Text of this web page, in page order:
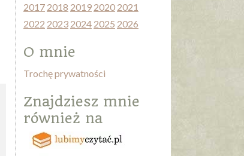
2017 2018 2019 2020 2021
2022 2023 2024 2025 2026
O mnie
Trochę prywatności
Znajdziesz mnie
również na